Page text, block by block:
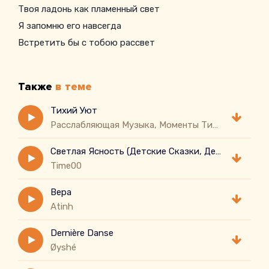
Твоя ладонь как пламенный свет
Я запомню его навсегда
Встретить бы с тобою рассвет
Также в теме
Тихий Уют
Расслабляющая Музыка, Моменты Тишины, Глубокое Расслабление
Светлая Ясность (Детские Сказки, Детские Колыбел...
Time00
Вера
Atinh
Dernière Danse
Øyshé